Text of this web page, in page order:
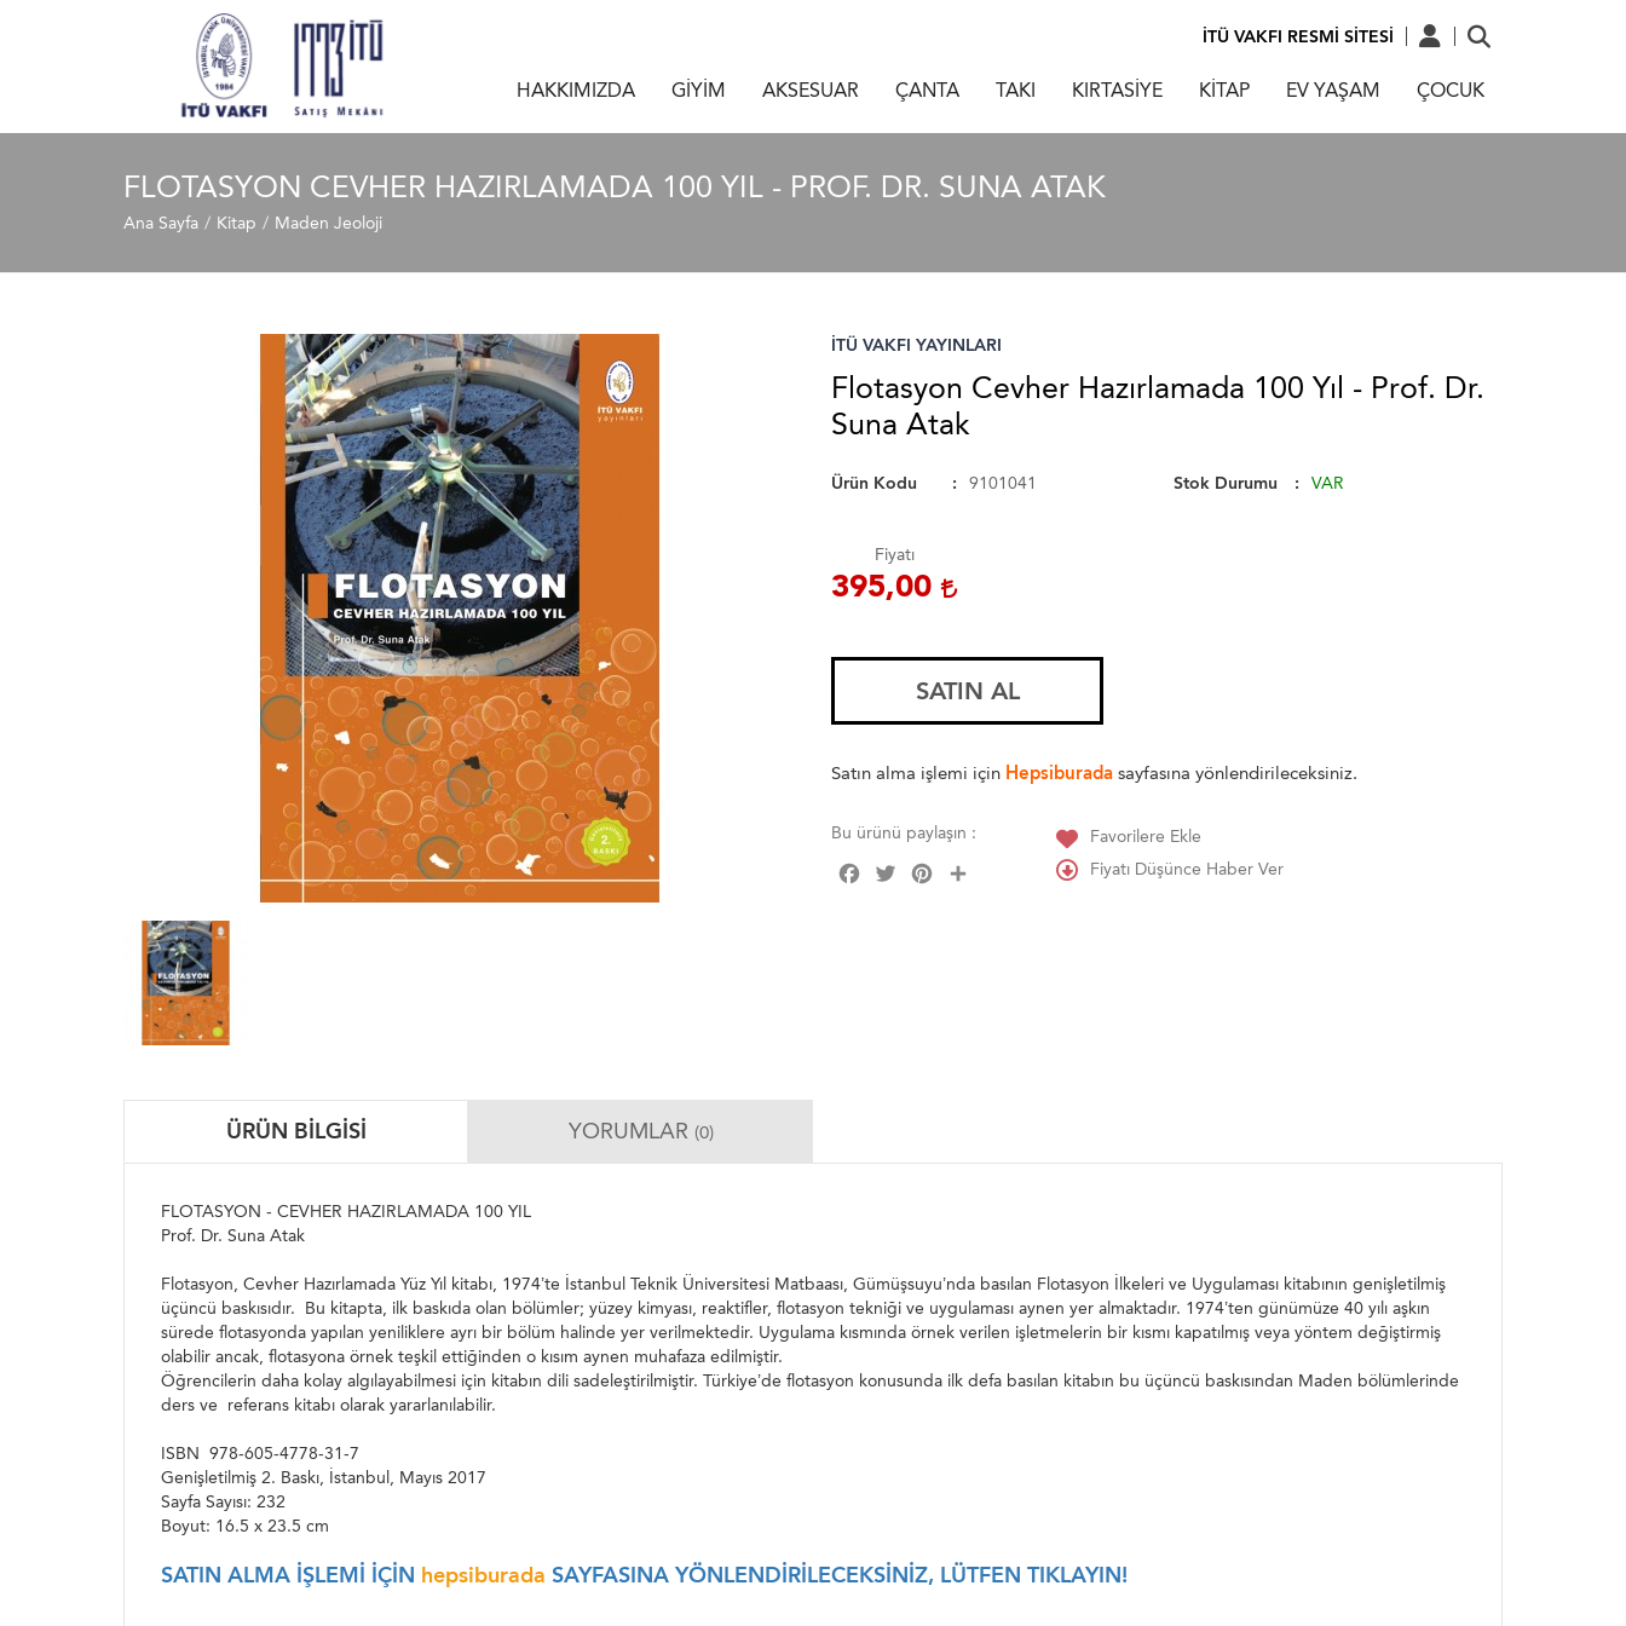
İTÜ VAKFI RESMİ SİTESİ
HAKKIMIZDA GİYİM AKSESUAR ÇANTA TAKI KIRTASİYE KİTAP EV YAŞAM ÇOCUK
FLOTASYON CEVHER HAZIRLAMADA 100 YIL - PROF. DR. SUNA ATAK
Ana Sayfa Kitap Maden Jeoloji
İTÜ VAKFI YAYINLARI
Flotasyon Cevher Hazırlamada 100 Yıl - Prof. Dr.
Suna Atak
Ürün Kodu 9101041 Stok Durumu VAR
Fiyatı
395,00
SATIN AL
Satın alma işlemi için Hepsiburada sayfasına yönlendirileceksiniz.
Bu ürünü paylaşın :
FacebookTwitterPinterest
Favorilere Ekle
Fiyatı Düşünce Haber Ver
ÜRÜN BILGISI YORUMLAR (0)
FLOTASYON - CEVHER HAZIRLAMADA 100 YIL
Prof. Dr. Suna Atak
Flotasyon, Cevher Hazırlamada Yüz Yıl kitabı, 1974’te İstanbul Teknik Üniversitesi Matbaası, Gümüşsuyu’nda basılan Flotasyon İlkeleri ve Uygulaması kitabının genişletilmiş
üçüncü baskısıdır. Bu kitapta, ilk baskıda olan bölümler; yüzey kimyası, reaktifler, flotasyon tekniği ve uygulaması aynen yer almaktadır. 1974’ten günümüze 40 yılı aşkın
sürede flotasyonda yapılan yeniliklere ayrı bir bölüm halinde yer verilmektedir. Uygulama kısmında örnek verilen işletmelerin bir kısmı kapatılmış veya yöntem değiştirmiş
olabilir ancak, flotasyona örnek teşkil ettiğinden o kısım aynen muhafaza edilmiştir.
Öğrencilerin daha kolay algılayabilmesi için kitabın dili sadeleştirilmiştir. Türkiye’de flotasyon konusunda ilk defa basılan kitabın bu üçüncü baskısından Maden bölümlerinde
ders ve referans kitabı olarak yararlanılabilir.
ISBN 978-605-4778-31-7
Genişletilmiş 2. Baskı, İstanbul, Mayıs 2017
Sayfa Sayısı: 232
Boyut: 16.5 x 23.5 cm
SATIN ALMA İŞLEMİ İÇİN hepsiburada SAYFASINA YÖNLENDİRİLECEKSİNİZ, LÜTFEN TIKLAYIN!